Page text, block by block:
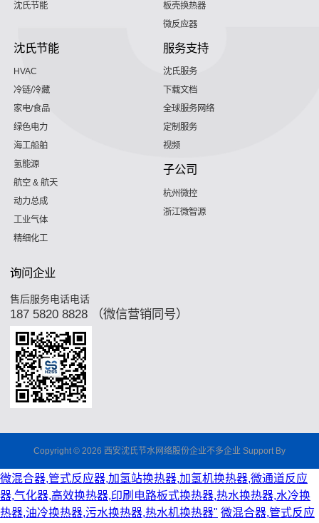
沈氏节能
板壳换热器
微反应器
沈氏节能
HVAC
冷链/冷藏
家电/食品
绿色电力
海工船舶
氢能源
航空 & 航天
动力总成
工业气体
精细化工
服务支持
沈氏服务
下载文档
全球服务网络
定制服务
视频
子公司
杭州微控
浙江微智源
询问企业
售后服务电话电话
187 5820 8828 （微信营销同号）
Copyright © 2026 西安沈氏节水网络股份企业不多企业 Support By
微混合器,管式反应器,加氢站换热器,加氢机换热器,微通道反应
器,气化器,高效换热器,印刷电路板式换热器,热水换热器,水冷换
热器,油冷换热器,污水换热器,热水机换热器" 微混合器,管式反应